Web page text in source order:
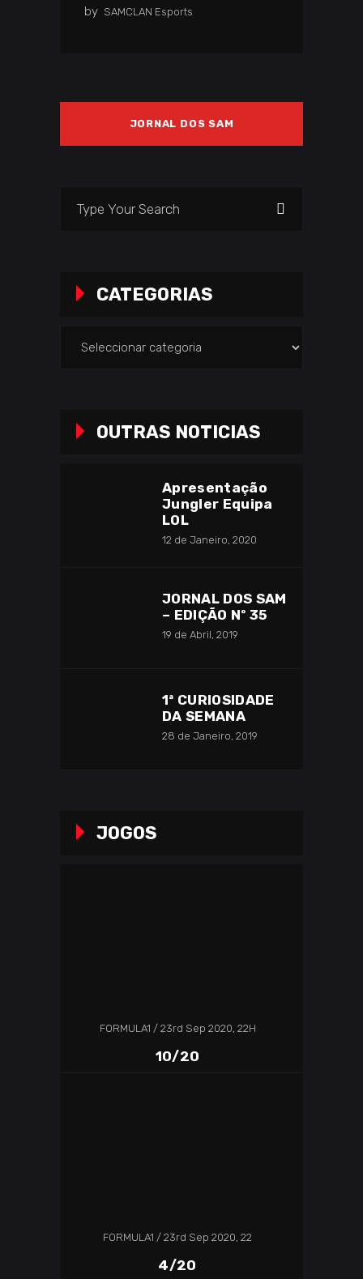
by SAMCLAN Esports
JORNAL DOS SAM
CATEGORIAS
OUTRAS NOTICIAS
Apresentação
Jungler Equipa
LOL
12 de Janeiro, 2020
JORNAL DOS SAM
– EDIÇÃO Nº 35
19 de Abril, 2019
1ª CURIOSIDADE
DA SEMANA
28 de Janeiro, 2019
JOGOS
FORMULA1 23rd Sep 2020, 22H
10/20
FORMULA1 23rd Sep 2020, 22
4/20